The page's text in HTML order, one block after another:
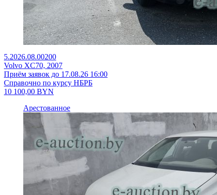
5.2026.08.00200
Volvo XC70, 2007
Приём заявок до 17.08.26 16:00
Справочно по курсу НБРБ
10 100,00 BYN
Арестованное